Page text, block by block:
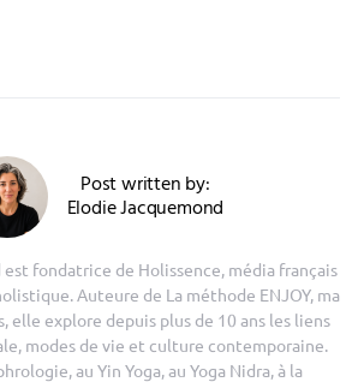
Post written by:
Elodie Jacquemond
fondatrice de Holissence, média français
Auteure de La méthode ENJOY, ma
elle explore depuis plus de 10 ans les liens
modes de vie et culture contemporaine.
au Yin Yoga, au Yoga Nidra, à la